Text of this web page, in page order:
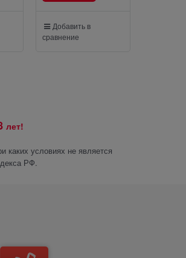
Добавить в
сравнение
лет!
каких условиях не является
РФ.